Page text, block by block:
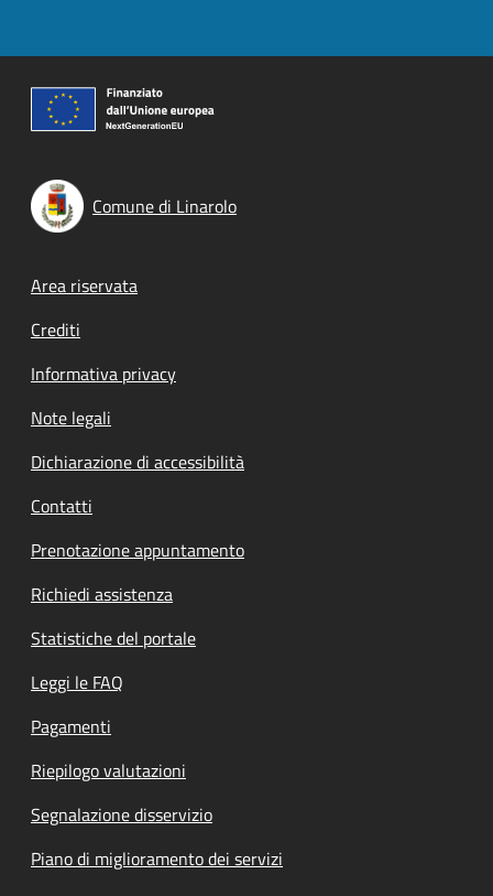
Comune di Linarolo
Footer menu
Area riservata
Crediti
Informativa privacy
Note legali
Dichiarazione di accessibilità
Contatti
Prenotazione appuntamento
Richiedi assistenza
Statistiche del portale
Leggi le FAQ
Pagamenti
Riepilogo valutazioni
Segnalazione disservizio
Piano di miglioramento dei servizi